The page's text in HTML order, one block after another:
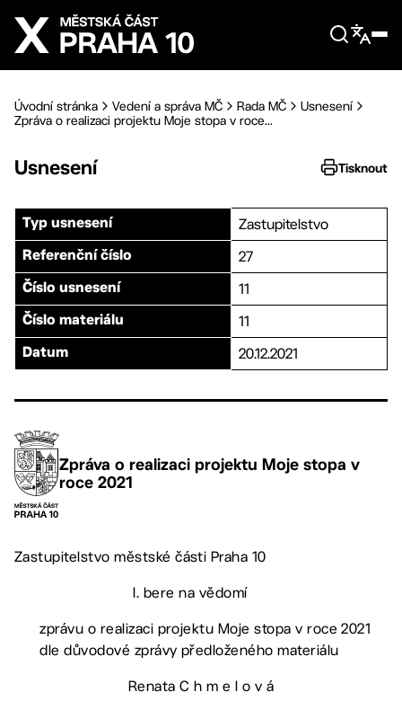
Přejít na hlavní obsah
Úvodní stránka Vedení a správa MČ Rada MČ
Usnesení
Zpráva o realizaci projektu Moje stopa v roce...
Usnesení Tisknout
Typ usnesení Zastupitelstvo
Referenční číslo 27
Číslo usnesení 11
Číslo materiálu 11
Datum 20.12.2021
Zpráva o realizaci projektu Moje stopa v
roce 2021
Zastupitelstvo městské části Praha 10
I. bere na vědomí
zprávu o realizaci projektu Moje stopa v roce 2021
dle důvodové zprávy předloženého materiálu
Renata C h m e l o v á